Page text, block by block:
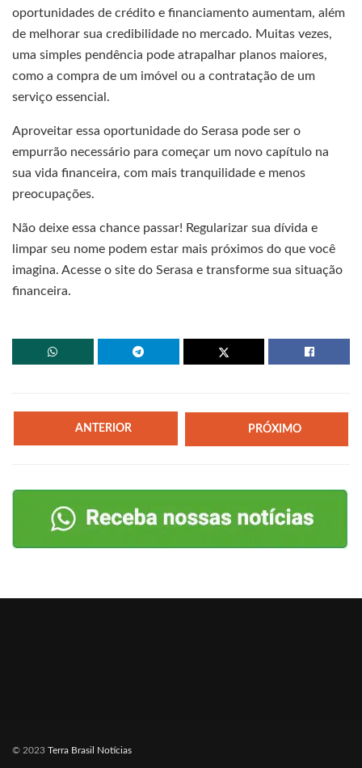
oportunidades de crédito e financiamento aumentam, além
de melhorar sua credibilidade no mercado. Muitas vezes,
uma simples pendência pode atrapalhar planos maiores,
como a compra de um imóvel ou a contratação de um
serviço essencial.
Aproveitar essa oportunidade do Serasa pode ser o
empurrão necessário para começar um novo capítulo na
sua vida financeira, com mais tranquilidade e menos
preocupações.
Não deixe essa chance passar! Regularizar sua dívida e
limpar seu nome podem estar mais próximos do que você
imagina. Acesse o site do Serasa e transforme sua situação
financeira.
ANTERIOR PRÓXIMO
© 2023 Terra Brasil Notícias